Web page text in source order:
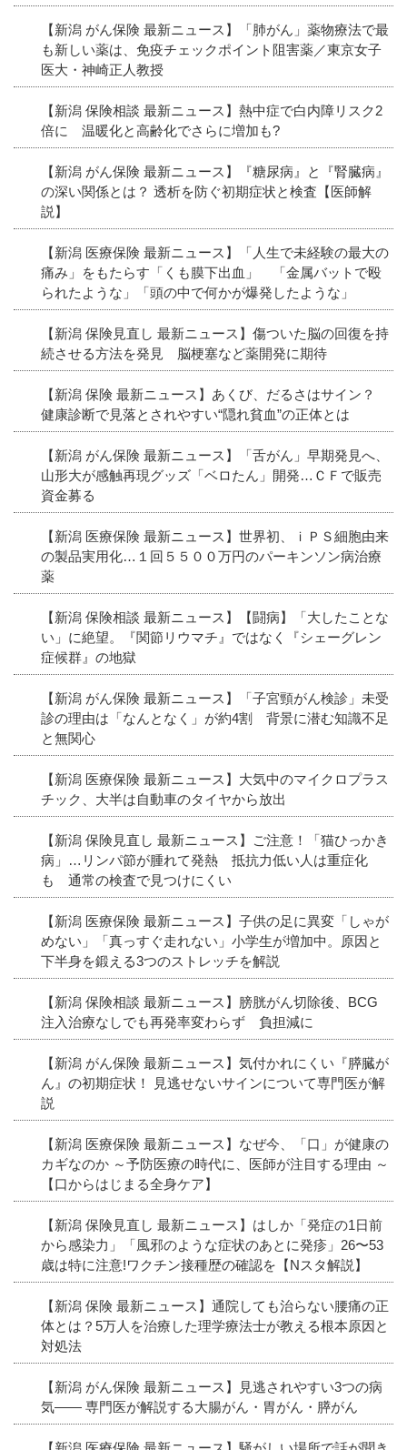
【新潟 がん保険 最新ニュース】「肺がん」薬物療法で最
も新しい薬は、免疫チェックポイント阻害薬／東京女子
医大・神崎正人教授
【新潟 保険相談 最新ニュース】熱中症で白内障リスク2
倍に 温暖化と高齢化でさらに増加も?
【新潟 がん保険 最新ニュース】『糖尿病』と『腎臓病』
の深い関係とは？ 透析を防ぐ初期症状と検査【医師解
説】
【新潟 医療保険 最新ニュース】「人生で未経験の最大の
痛み」をもたらす「くも膜下出血」 「金属バットで殴
られたような」「頭の中で何かが爆発したような」
【新潟 保険見直し 最新ニュース】傷ついた脳の回復を持
続させる方法を発見 脳梗塞など薬開発に期待
【新潟 保険 最新ニュース】あくび、だるさはサイン？
健康診断で見落とされやすい“隠れ貧血”の正体とは
【新潟 がん保険 最新ニュース】「舌がん」早期発見へ、
山形大が感触再現グッズ「ベロたん」開発…ＣＦで販売
資金募る
【新潟 医療保険 最新ニュース】世界初、ｉＰＳ細胞由来
の製品実用化…１回５５００万円のパーキンソン病治療
薬
【新潟 保険相談 最新ニュース】【闘病】「大したことな
い」に絶望。『関節リウマチ』ではなく『シェーグレン
症候群』の地獄
【新潟 がん保険 最新ニュース】「子宮頸がん検診」未受
診の理由は「なんとなく」が約4割 背景に潜む知識不足
と無関心
【新潟 医療保険 最新ニュース】大気中のマイクロプラス
チック、大半は自動車のタイヤから放出
【新潟 保険見直し 最新ニュース】ご注意！「猫ひっかき
病」…リンパ節が腫れて発熱 抵抗力低い人は重症化
も 通常の検査で見つけにくい
【新潟 医療保険 最新ニュース】子供の足に異変「しゃが
めない」「真っすぐ走れない」小学生が増加中。原因と
下半身を鍛える3つのストレッチを解説
【新潟 保険相談 最新ニュース】膀胱がん切除後、BCG
注入治療なしでも再発率変わらず 負担減に
【新潟 がん保険 最新ニュース】気付かれにくい『膵臓が
ん』の初期症状！ 見逃せないサインについて専門医が解
説
【新潟 医療保険 最新ニュース】なぜ今、「口」が健康の
カギなのか ～予防医療の時代に、医師が注目する理由 ～
【口からはじまる全身ケア】
【新潟 保険見直し 最新ニュース】はしか「発症の1日前
から感染力」「風邪のような症状のあとに発疹」26〜53
歳は特に注意!ワクチン接種歴の確認を【Nスタ解説】
【新潟 保険 最新ニュース】通院しても治らない腰痛の正
体とは？5万人を治療した理学療法士が教える根本原因と
対処法
【新潟 がん保険 最新ニュース】見逃されやすい3つの病
気―― 専門医が解説する大腸がん・胃がん・膵がん